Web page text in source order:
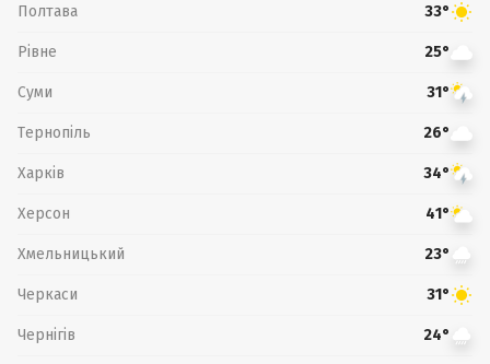
Полтава 33°
Рівне 25°
Суми 31°
Тернопіль 26°
Харків 34°
Херсон 41°
Хмельницький 23°
Черкаси 31°
Чернігів 24°